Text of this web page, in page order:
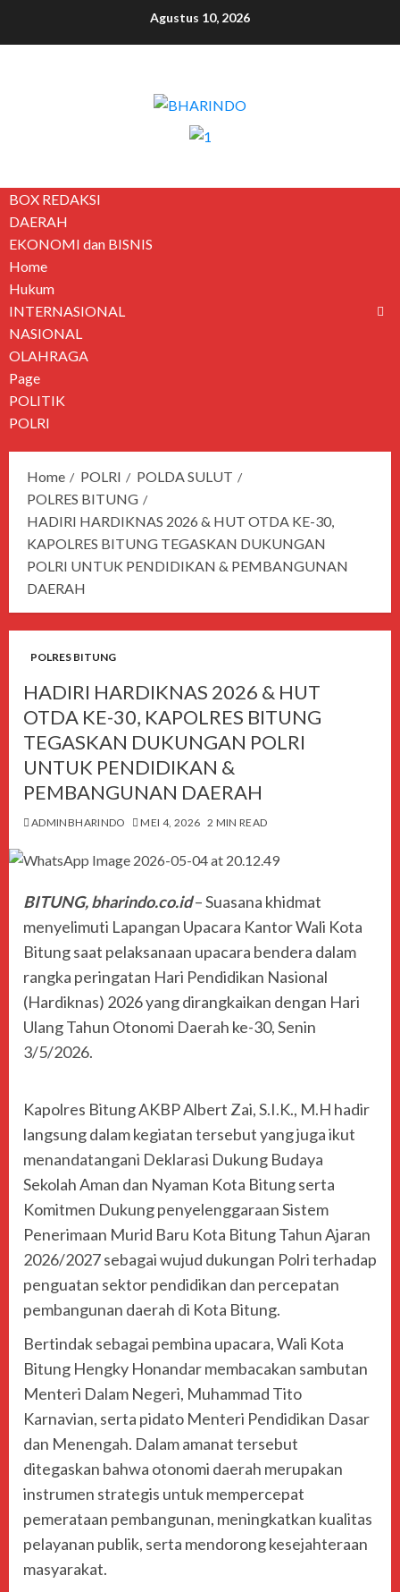
Agustus 10, 2026
BOX REDAKSI
DAERAH
EKONOMI dan BISNIS
Home
Hukum
INTERNASIONAL
NASIONAL
OLAHRAGA
Page
POLITIK
POLRI
Home POLRI
POLDA SULUT
POLRES BITUNG
HADIRI HARDIKNAS 2026 & HUT OTDA KE-30,
KAPOLRES BITUNG TEGASKAN DUKUNGAN
POLRI UNTUK PENDIDIKAN & PEMBANGUNAN
DAERAH
POLRES BITUNG
HADIRI HARDIKNAS 2026 & HUT
OTDA KE-30, KAPOLRES BITUNG
TEGASKAN DUKUNGAN POLRI
UNTUK PENDIDIKAN &
PEMBANGUNAN DAERAH
ADMINBHARINDO MEI 4, 2026 2 MIN READ
BITUNG, bharindo.co.id– Suasana khidmat
menyelimuti Lapangan Upacara Kantor Wali Kota
Bitung saat pelaksanaan upacara bendera dalam
rangka peringatan Hari Pendidikan Nasional
(Hardiknas) 2026 yang dirangkaikan dengan Hari
Ulang Tahun Otonomi Daerah ke-30, Senin
3/5/2026.
Kapolres Bitung AKBP Albert Zai, S.I.K., M.H hadir
langsung dalam kegiatan tersebut yang juga ikut
menandatangani Deklarasi Dukung Budaya
Sekolah Aman dan Nyaman Kota Bitung serta
Komitmen Dukung penyelenggaraan Sistem
Penerimaan Murid Baru Kota Bitung Tahun Ajaran
2026/2027 sebagai wujud dukungan Polri terhadap
penguatan sektor pendidikan dan percepatan
pembangunan daerah di Kota Bitung.
Bertindak sebagai pembina upacara, Wali Kota
Bitung Hengky Honandar membacakan sambutan
Menteri Dalam Negeri, Muhammad Tito
Karnavian, serta pidato Menteri Pendidikan Dasar
dan Menengah. Dalam amanat tersebut
ditegaskan bahwa otonomi daerah merupakan
instrumen strategis untuk mempercepat
pemerataan pembangunan, meningkatkan kualitas
pelayanan publik, serta mendorong kesejahteraan
masyarakat.